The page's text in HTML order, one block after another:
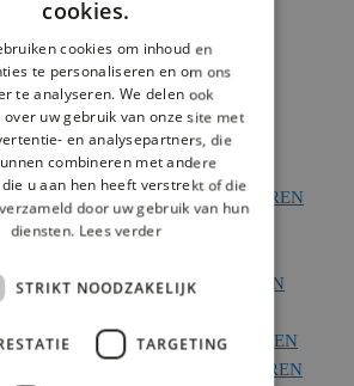
OFFERTE AANVRAGEN
BORDUREN
KLEDING BORDUREN
GROEPSTRUIEN
PETTEN BORDUREN
WERKKLEDING BORDUREN
VOORDEEL PAKKETTEN
EINDEJAARS PAKKETTEN
HANDDOEKEN BORDUREN
KOPPELTRUIEN BORDUREN
cookies.
cookies om inhoud en
te personaliseren en om ons
te analyseren. We delen ook
uw gebruik van onze site met
en analysepartners, die
combineren met andere
u aan hen heeft verstrekt of die
door uw gebruik van hun
diensten. Lees verder
STRIKT NOODZAKELIJK
TARGETING